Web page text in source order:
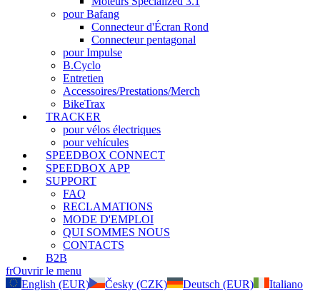
pour Bafang
Connecteur d'Écran Rond
Connecteur pentagonal
pour Impulse
B.Cyclo
Entretien
Accessoires/Prestations/Merch
BikeTrax
TRACKER
pour vélos électriques
pour vehícules
SPEEDBOX CONNECT
SPEEDBOX APP
SUPPORT
FAQ
RECLAMATIONS
MODE D'EMPLOI
QUI SOMMES NOUS
CONTACTS
B2B
frOuvrir le menu
English (EUR)
Česky (CZK) Deutsch (EUR)
Italiano